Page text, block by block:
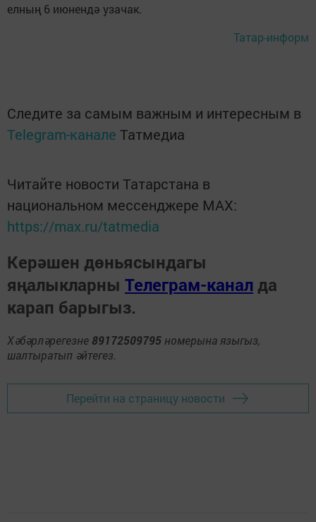
елның 6 июнендә узачак.
Татар-информ
Следите за самым важным и интересным в
Telegram-канале Татмедиа
Читайте новости Татарстана в
национальном мессенджере MАХ:
https://max.ru/tatmedia
Керәшен дөньясындагы
яңалыкларны Телеграм-канал да
карап барыгыз.
Хәбәрләрегезне 89172509795 номерына языгыз,
шалтыратып әйтегез.
Перейти на страницу новости